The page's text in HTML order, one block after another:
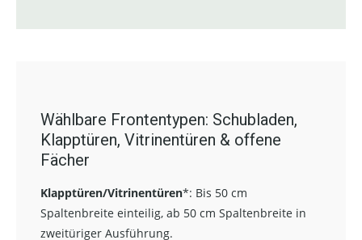
Wählbare Frontentypen: Schubladen,
Klapptüren, Vitrinentüren & offene
Fächer
Klapptüren/Vitrinentüren*: Bis 50 cm
Spaltenbreite einteilig, ab 50 cm Spaltenbreite in
zweitüriger Ausführung.